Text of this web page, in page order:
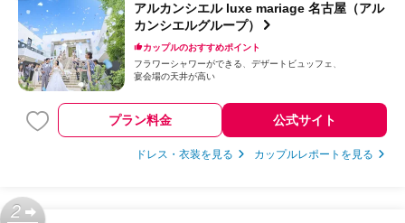
アルカンシエル luxe mariage 名古屋（アル
カンシエルグループ）
カップルのおすすめポイント
フラワーシャワーができる
デザートビュッフェ
宴会場の天井が高い
プラン料金 公式サイト
ドレス・衣装を見る カップルレポートを見る
2